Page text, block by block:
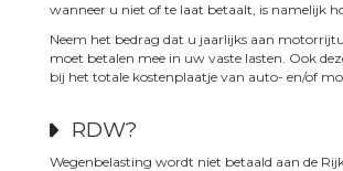
wanneer u niet of te laat betaalt, is namelijk
Neem het bedrag dat u jaarlijks aan
moet betalen mee in uw vaste lasten. Ook
bij het totale kostenplaatje van auto- en/of
RDW?
Wegenbelasting wordt niet betaald aan de